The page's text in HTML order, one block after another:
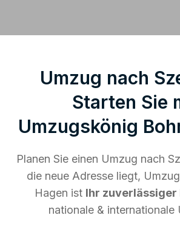
Umzug nach
Starten Sie
Umzugskönig
Planen Sie einen Umzug nach
die neue Adresse liegt,
Hagen ist Ihr zuverlässiger
nationale & internationale